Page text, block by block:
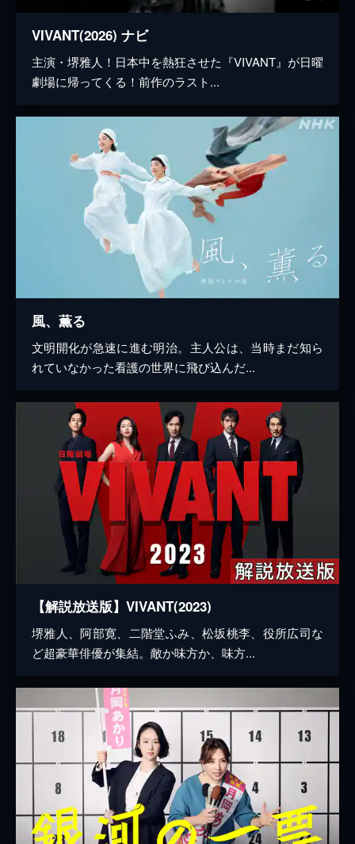
VIVANT(2026) ナビ
主演・堺雅人！日本中を熱狂させた『VIVANT』が日曜
劇場に帰ってくる！前作のラスト...
風、薫る
文明開化が急速に進む明治。主人公は、当時まだ知ら
れていなかった看護の世界に飛び込んだ...
【解説放送版】VIVANT(2023)
堺雅人、阿部寛、二階堂ふみ、松坂桃李、役所広司な
ど超豪華俳優が集結。敵か味方か、味方...